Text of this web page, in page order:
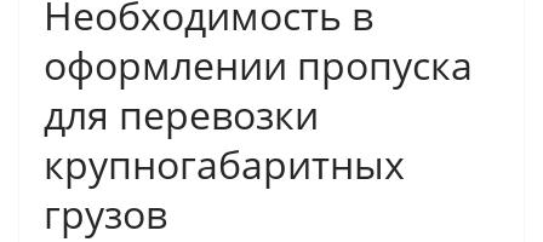
Необходимость в
оформлении пропуска
для перевозки
крупногабаритных
грузов